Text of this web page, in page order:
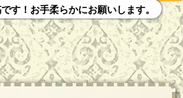
す！お手柔らかにお願いします。